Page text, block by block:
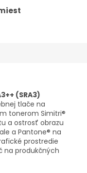
(SRA3)
tlače na
tonerom Simitri®
a ostrosť obrazu
a Pantone® na
prostredie
na produkčných